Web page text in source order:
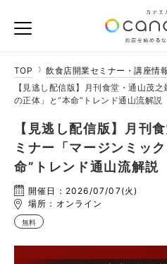
TOP
飲食店開業セミナー・講座情
【見逃し配信版】月刊食堂・通山茂
の正体」と“本命”トレンド通山流解説
【見逃し配信版】月刊
ミナー「 マージンミッ
命”トレンド通山流解説
開催日：2026/07/07(火)
場所：オンライン
無料